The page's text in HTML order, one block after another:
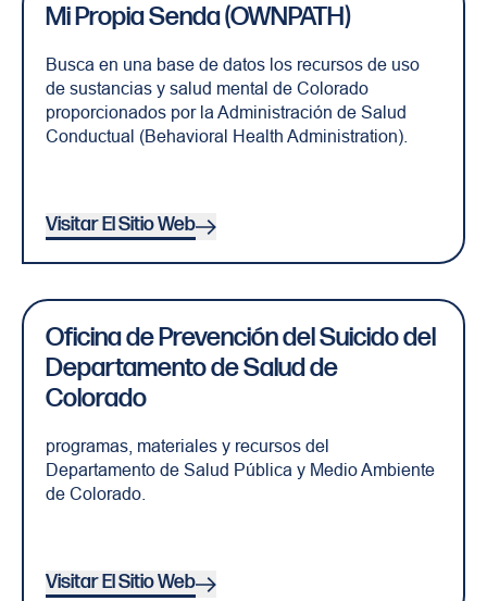
Mi Propia Senda (OWNPATH)
Busca en una base de datos los recursos de uso
de sustancias y salud mental de Colorado
proporcionados por la Administración de Salud
Conductual (Behavioral Health Administration).
Visitar El Sitio Web
Oficina de Prevención del Suicido del
Departamento de Salud de
Colorado
programas, materiales y recursos del
Departamento de Salud Pública y Medio Ambiente
de Colorado.
Visitar El Sitio Web